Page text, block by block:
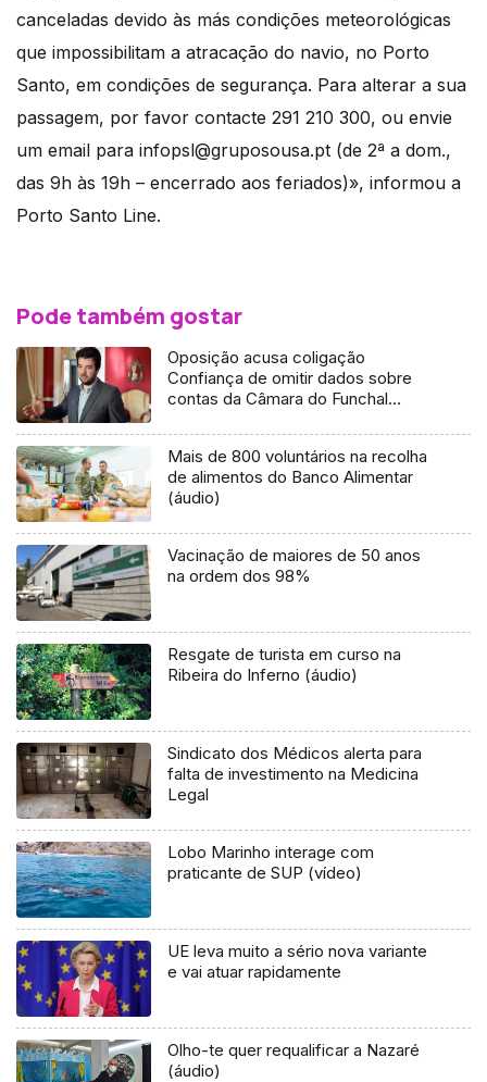
canceladas devido às más condições meteorológicas
que impossibilitam a atracação do navio, no Porto
Santo, em condições de segurança. Para alterar a sua
passagem, por favor contacte 291 210 300, ou envie
um email para infopsl@gruposousa.pt (de 2ª a dom.,
das 9h às 19h – encerrado aos feriados)», informou a
Porto Santo Line.
Pode também gostar
Oposição acusa coligação
Confiança de omitir dados sobre
contas da Câmara do Funchal
Mais de 800 voluntários na recolha
de alimentos do Banco Alimentar
(áudio)
Vacinação de maiores de 50 anos
na ordem dos 98%
Resgate de turista em curso na
Ribeira do Inferno (áudio)
Sindicato dos Médicos alerta para
falta de investimento na Medicina
Legal
Lobo Marinho interage com
praticante de SUP (vídeo)
UE leva muito a sério nova variante
e vai atuar rapidamente
Olho-te quer requalificar a Nazaré
(áudio)